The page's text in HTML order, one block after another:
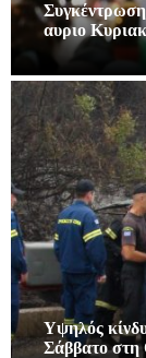
Συγκέντρωση
αυριο
Υψηλός
Σάββατο